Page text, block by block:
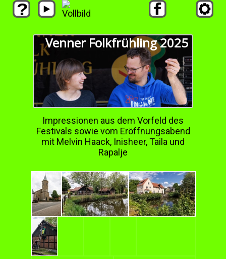
Venner Folkfrühling 2025
Impressionen aus dem Vorfeld des
Festivals sowie vom Eröffnungsabend
mit Melvin Haack, Inisheer, Taila und
Rapalje